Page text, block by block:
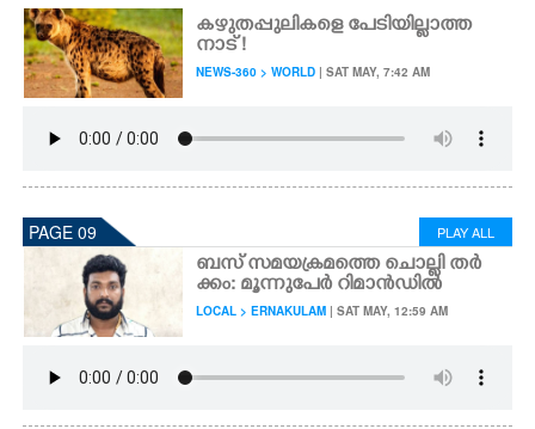
കഴുതപ്പുലികളെ പേടിയില്ലാത്ത
നാട് !
NEWS-360 > WORLD | SAT MAY, 7:42 AM
PAGE 09 PLAY ALL
ബസ് സമയക്രമത്തെ ചൊല്ലി തർ
ക്കം: മൂന്നുപേർ റിമാൻഡിൽ
LOCAL > ERNAKULAM | SAT MAY, 12:59 AM